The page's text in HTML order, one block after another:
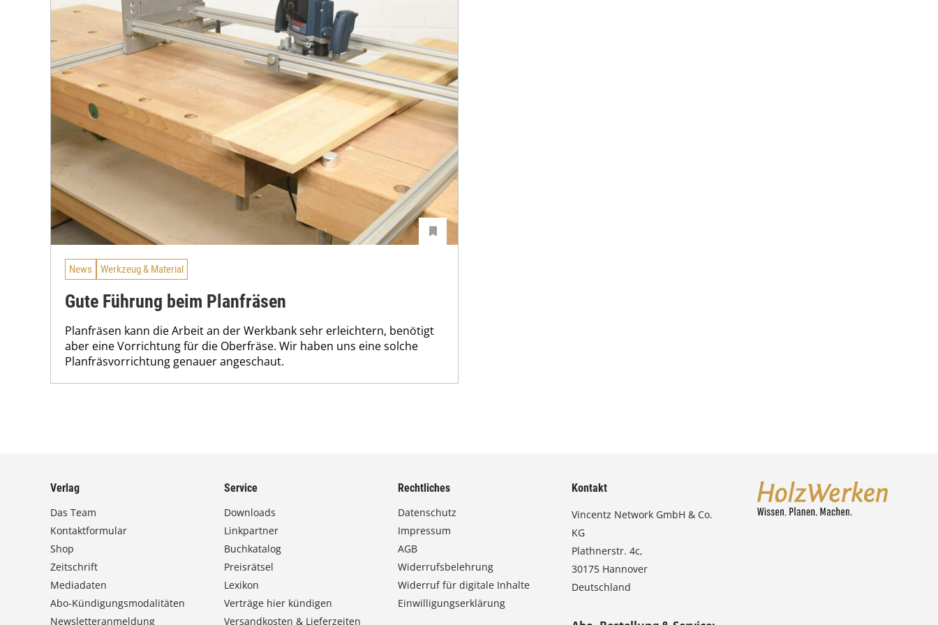
News Werkzeug & Material
Gute Führung beim Planfräsen
Planfräsen kann die Arbeit an der Werkbank sehr erleichtern, benötigt
aber eine Vorrichtung für die Oberfräse. Wir haben uns eine solche
Planfräsvorrichtung genauer angeschaut.
Verlag
Das Team
Kontaktformular
Shop
Zeitschrift
Mediadaten
Abo-Kündigungsmodalitäten
Newsletteranmeldung
Service
Downloads
Linkpartner
Buchkatalog
Preisrätsel
Lexikon
Verträge hier kündigen
Versandkosten & Lieferzeiten
Rechtliches
Datenschutz
Impressum
AGB
Widerrufsbelehrung
Widerruf für digitale Inhalte
Einwilligungserklärung
Kontakt
Vincentz Network GmbH & Co.
KG
Plathnerstr. 4c,
30175 Hannover
Deutschland